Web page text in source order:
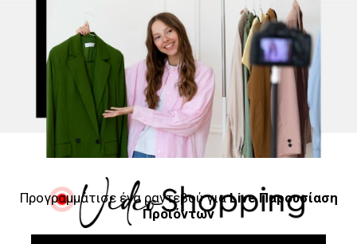
Προγραμμάτισε ένα ραντεβού γιαLive Παρουσίαση
Προϊόντων